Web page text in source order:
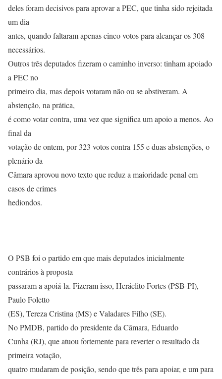
deles foram decisivos para aprovar a PEC, que tinha sido rejeitada
um dia
antes, quando faltaram apenas cinco votos para alcançar os 308
necessários.
Outros três deputados fizeram o caminho inverso: tinham apoiado
a PEC no
primeiro dia, mas depois votaram não ou se abstiveram. A
abstenção, na prática,
é como votar contra, uma vez que significa um apoio a menos. Ao
final da
votação de ontem, por 323 votos contra 155 e duas abstenções, o
plenário da
Câmara aprovou novo texto que reduz a maioridade penal em
casos de crimes
hediondos.
O PSB foi o partido em que mais deputados inicialmente
contrários à proposta
passaram a apoiá-la. Fizeram isso, Heráclito Fortes (PSB-PI),
Paulo Foletto
(ES), Tereza Cristina (MS) e Valadares Filho (SE).
No PMDB, partido do presidente da Câmara, Eduardo
Cunha (RJ), que atuou fortemente para reverter o resultado da
primeira votação,
quatro mudaram de posição, sendo que três para apoiar, e um para